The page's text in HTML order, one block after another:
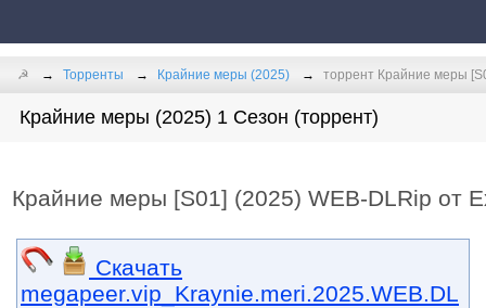
☭ Торренты Крайние меры (2025) торрент Крайние меры
Крайние меры (2025) 1 Сезон (торрент)
Крайние меры [S01] (2025) WEB-DLRip от
Скачать
megapeer.vip_Kraynie.meri.2025.WEB.DL